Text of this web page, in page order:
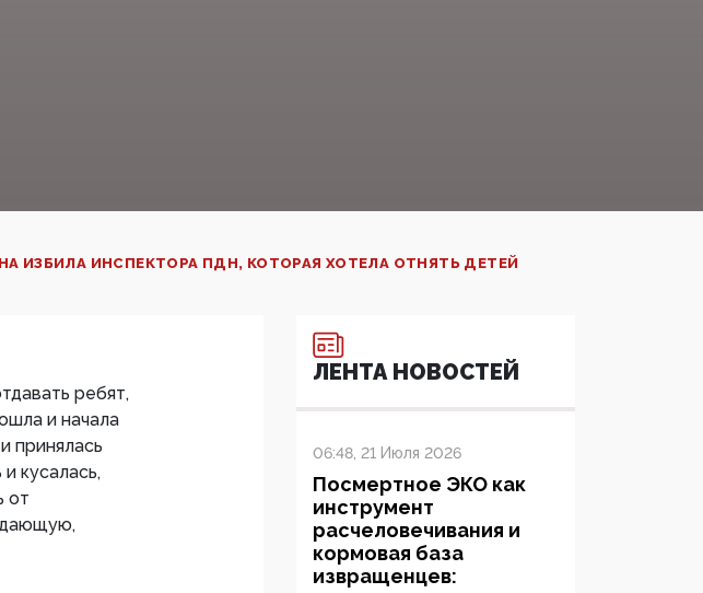
ИЗБИЛА ИНСПЕКТОРА ПДН, КОТОРАЯ ХОТЕЛА ОТНЯТЬ ДЕТЕЙ
ребят,
и начала
принялась
кусалась,
от
ЛЕНТА НОВОСТЕЙ
06:48, 21 Июля 2026
Посмертное ЭКО как
инструмент
расчеловечивания и
кормовая база
извращенцев: